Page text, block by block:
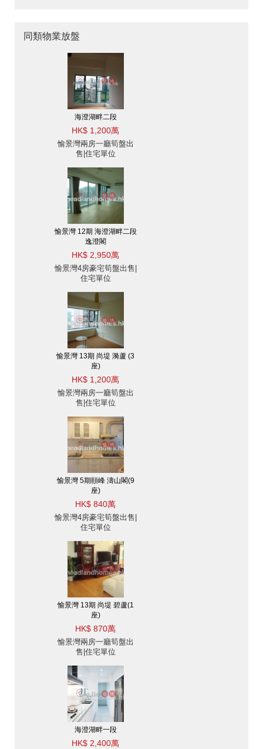
同類物業放盤
海澄湖畔二段
HK$ 1,200萬
愉景灣兩房一廳筍盤出
售|住宅單位
愉景灣 12期 海澄湖畔二段
逸澄閣
HK$ 2,950萬
愉景灣4房豪宅筍盤出售|
住宅單位
愉景灣 13期 尚堤 漪蘆 (3
座)
HK$ 1,200萬
愉景灣兩房一廳筍盤出
售|住宅單位
愉景灣 5期頤峰 濤山閣(9
座)
HK$ 840萬
愉景灣4房豪宅筍盤出售|
住宅單位
愉景灣 13期 尚堤 碧蘆(1
座)
HK$ 870萬
愉景灣兩房一廳筍盤出
售|住宅單位
海澄湖畔一段
HK$ 2,400萬